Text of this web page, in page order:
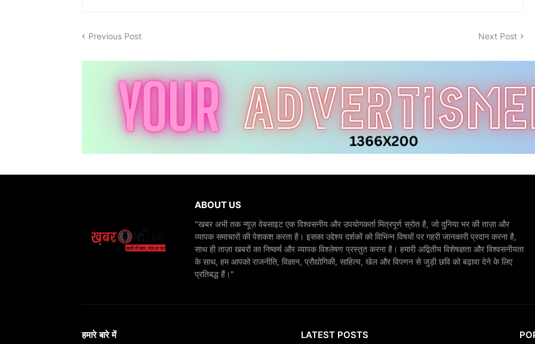
Previous Post Next Post
ABOUT US
"खबर अभी तक न्यूज़ वेबसाइट एक विश्वसनीय और उपयोगकर्ता मित्रपूर्ण स्रोत है, जो दुनिया भर की ताज़ा और
व्यापक समाचारों की पेशकश करता है। इसका उद्देश्य दर्शकों को विभिन्न विषयों पर गहरी जानकारी प्रदान करना है,
साथ ही ताज़ा खबरों का निष्कर्ष और व्यापक विश्लेषण प्रस्तुत करना है। हमारी अद्वितीय विशेषज्ञता और विश्वसनीयता
के साथ, हम आपको राजनीति, विज्ञान, प्रौद्योगिकी, साहित्य, खेल और विपणन से जुड़ी छवि को बढ़ावा देने के लिए
प्रतिबद्ध हैं।"
हमारे बारे में LATEST POSTS